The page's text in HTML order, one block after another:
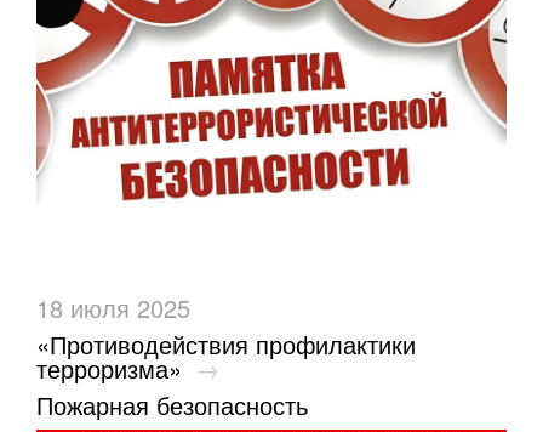
18 июля 2025
«Противодействия профилактики
терроризма» →
Пожарная безопасность